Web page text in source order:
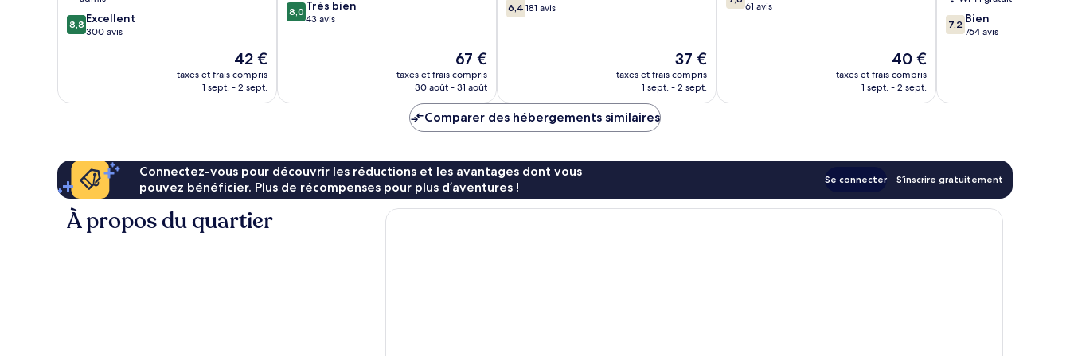
8.8
sur
8,8 Excellent
300 avis
Le
nouveau
prix
42 €
taxes et frais compris
1 sept. - 2 sept.
8.0
sur
8,0 Très bien
43 avis
Le
nouveau
prix
de
67 €
taxes et frais compris
30 août - 31 août
6.4
sur
6,4 181 avis
Le
nouveau
prix
37 €
taxes et frais compris
1 sept. - 2 sept.
sur 61 avis
Le
nouveau
prix
40 €
taxes et frais compris
1 sept. - 2 sept.
7.2
sur
7,2 Bien
764 avis
Comparer des hébergements similaires
Connectez-vous pour découvrir les réductions et les avantages dont vous
pouvez bénéficier. Plus de récompenses pour plus d’aventures !
Se connecter S’inscrire gratuitement
À propos du quartier